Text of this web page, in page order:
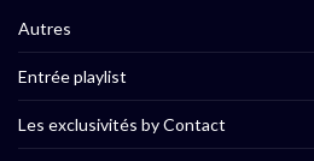
Autres
Entrée playlist
Les exclusivités by Contact